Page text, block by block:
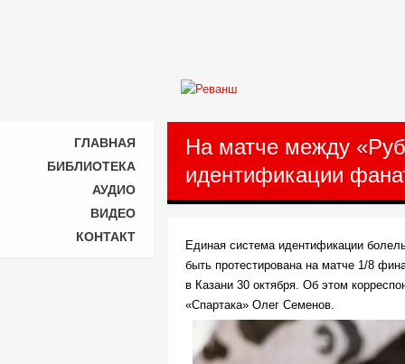
ГЛАВНАЯ
БИБЛИОТЕКА
АУДИО
ВИДЕО
КОНТАКТ
На матче между
идентификации
Единая система идентификации
быть протестирована на матче 1/8
в Казани 30 октября. Об этом
«Спартака» Олег Семенов.